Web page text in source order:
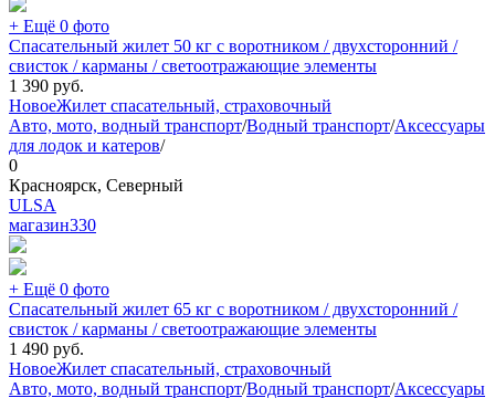
+ Ещё 0 фото
Спасательный жилет 50 кг с воротником / двухсторонний /
свисток / карманы / светоотражающие элементы
1 390 руб.
НовоеЖилет спасательный, страховочный
Авто, мото, водный транспорт/Водный транспорт/Аксессуары
для лодок и катеров/
0
Красноярск, Северный
ULSA
магазин330
+ Ещё 0 фото
Спасательный жилет 65 кг с воротником / двухсторонний /
свисток / карманы / светоотражающие элементы
1 490 руб.
НовоеЖилет спасательный, страховочный
Авто, мото, водный транспорт/Водный транспорт/Аксессуары